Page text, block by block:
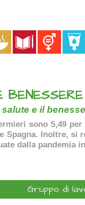
BENESSERE
e il
sono 5,49
Spagna. Inoltre, si
dalla pandemia
Gruppo di